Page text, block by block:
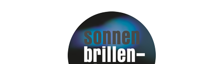
Zum Hauptinhalt springen